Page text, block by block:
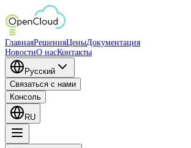
ГлавнаяРешенияЦеныДокументация
НовостиО насКонтакты
Русский
Связаться с нами
Консоль
RU